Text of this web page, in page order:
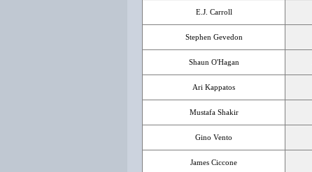
E.J. Carroll
Stephen Gevedon
Shaun O'Hagan
Ari Kappatos
Mustafa Shakir
Gino Vento
James Ciccone